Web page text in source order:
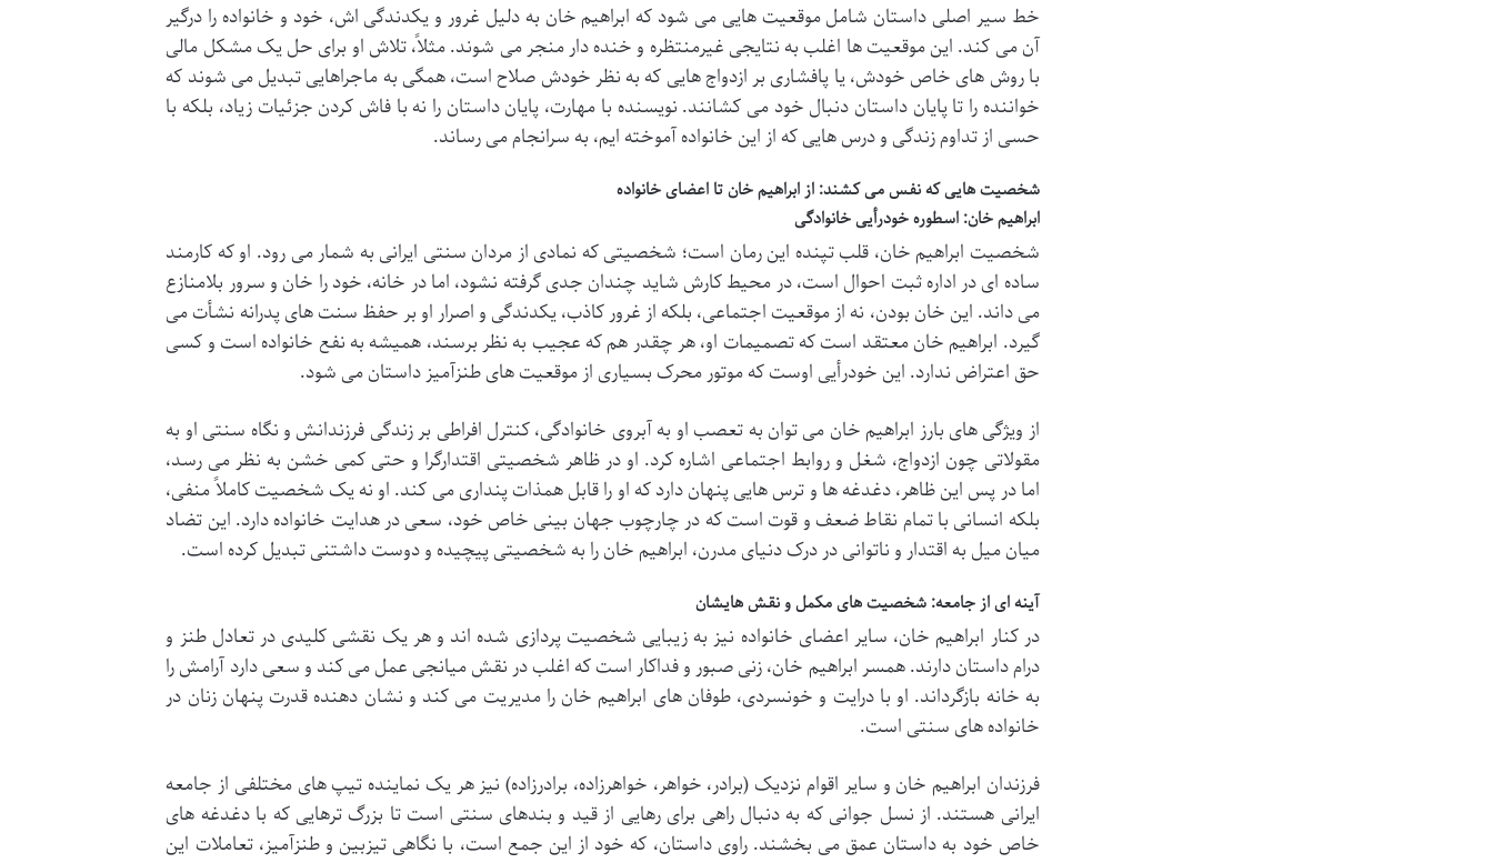
خط سیر اصلی داستان شامل موقعیت هایی می شود که ابراهیم خان به دلیل غرور و یکدندگی اش، خود و خانواده را درگیر
آن می کند. این موقعیت ها اغلب به نتایجی غیرمنتظره و خنده دار منجر می شوند. مثلاً، تلاش او برای حل یک مشکل مالی
با روش های خاص خودش، یا پافشاری بر ازدواج هایی که به نظر خودش صلاح است، همگی به ماجراهایی تبدیل می شوند که
خواننده را تا پایان داستان دنبال خود می کشانند. نویسنده با مهارت، پایان داستان را نه با فاش کردن جزئیات زیاد، بلکه با
حسی از تداوم زندگی و درس هایی که از این خانواده آموخته ایم، به سرانجام می رساند.
شخصیت هایی که نفس می کشند: از ابراهیم خان تا اعضای خانواده
ابراهیم خان: اسطوره خودرأیی خانوادگی
شخصیت ابراهیم خان، قلب تپنده این رمان است؛ شخصیتی که نمادی از مردان سنتی ایرانی به شمار می رود. او که کارمند
ساده ای در اداره ثبت احوال است، در محیط کارش شاید چندان جدی گرفته نشود، اما در خانه، خود را خان و سرور بلامنازع
می داند. این خان بودن، نه از موقعیت اجتماعی، بلکه از غرور کاذب، یکدندگی و اصرار او بر حفظ سنت های پدرانه نشأت می
گیرد. ابراهیم خان معتقد است که تصمیمات او، هر چقدر هم که عجیب به نظر برسند، همیشه به نفع خانواده است و کسی
حق اعتراض ندارد. این خودرأیی اوست که موتور محرک بسیاری از موقعیت های طنزآمیز داستان می شود.
از ویژگی های بارز ابراهیم خان می توان به تعصب او به آبروی خانوادگی، کنترل افراطی بر زندگی فرزندانش و نگاه سنتی او به
مقولاتی چون ازدواج، شغل و روابط اجتماعی اشاره کرد. او در ظاهر شخصیتی اقتدارگرا و حتی کمی خشن به نظر می رسد،
اما در پس این ظاهر، دغدغه ها و ترس هایی پنهان دارد که او را قابل همذات پنداری می کند. او نه یک شخصیت کاملاً منفی،
بلکه انسانی با تمام نقاط ضعف و قوت است که در چارچوب جهان بینی خاص خود، سعی در هدایت خانواده دارد. این تضاد
میان میل به اقتدار و ناتوانی در درک دنیای مدرن، ابراهیم خان را به شخصیتی پیچیده و دوست داشتنی تبدیل کرده است.
آینه ای از جامعه: شخصیت های مکمل و نقش هایشان
در کنار ابراهیم خان، سایر اعضای خانواده نیز به زیبایی شخصیت پردازی شده اند و هر یک نقشی کلیدی در تعادل طنز و
درام داستان دارند. همسر ابراهیم خان، زنی صبور و فداکار است که اغلب در نقش میانجی عمل می کند و سعی دارد آرامش را
به خانه بازگرداند. او با درایت و خونسردی، طوفان های ابراهیم خان را مدیریت می کند و نشان دهنده قدرت پنهان زنان در
خانواده های سنتی است.
فرزندان ابراهیم خان و سایر اقوام نزدیک (برادر، خواهر، خواهرزاده، برادرزاده) نیز هر یک نماینده تیپ های مختلفی از جامعه
ایرانی هستند. از نسل جوانی که به دنبال راهی برای رهایی از قید و بندهای سنتی است تا بزرگ ترهایی که با دغدغه های
خاص خود به داستان عمق می بخشند. راوی داستان، که خود از این جمع است، با نگاهی تیزبین و طنزآمیز، تعاملات این